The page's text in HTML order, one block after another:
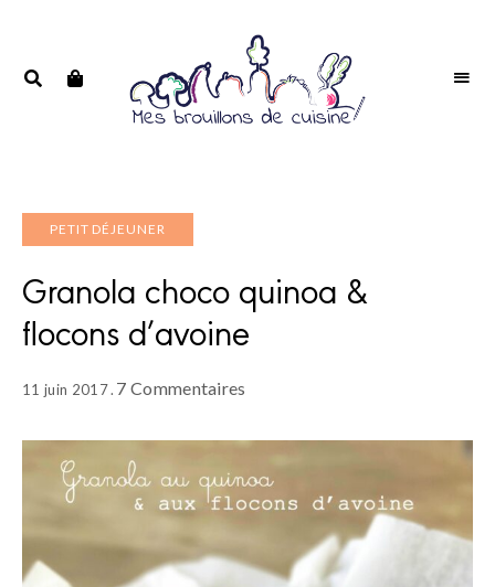
PETIT DÉJEUNER
Granola choco quinoa &
flocons d’avoine
11 juin 2017 7 Commentaires